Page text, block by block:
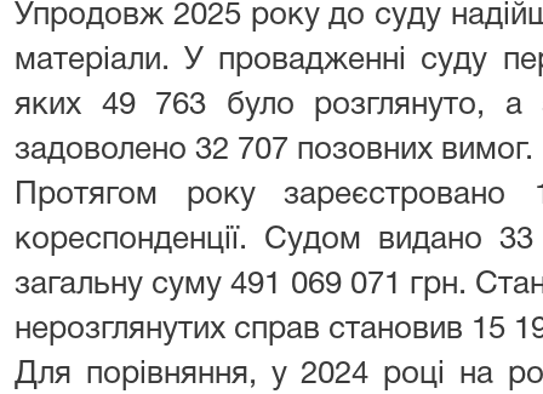
Упродовж 2025 року до суду
матеріали. У провадженні суду
яких 49 763 було розглянуто, а
задоволено 32 707 позовних вимог.
Протягом року зареєстровано
кореспонденції. Судом видано
загальну суму 491 069 071 грн.
нерозглянутих справ становив 15
Для порівняння, у 2024 році на